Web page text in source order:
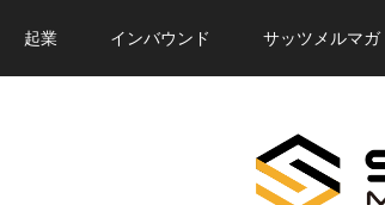
起業 インバウンド サッツメルマガ